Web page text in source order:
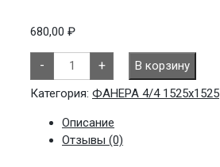
680,00 ₽
-
Количество
товара
Фанера
8мм
4/4
+
В корзину
Категория: ФАНЕРА 4/4 1525х1525
Описание
Отзывы (0)